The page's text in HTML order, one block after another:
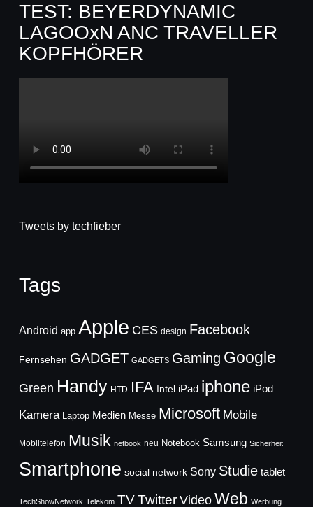
TEST: BEYERDYNAMIC
LAGOOxN ANC TRAVELLER
KOPFHÖRER
Tweets by techfieber
Tags
Android app Apple CES design Facebook
Fernsehen GADGET GADGETS Gaming Google
Green Handy HTD IFA Intel iPad iphone iPod
Kamera Laptop Medien Messe Microsoft Mobile
Mobiltelefon Musik netbook neu Notebook Samsung Sicherheit
Smartphone social network Sony Studie tablet
TechShowNetwork Telekom TVTwitter Video Web Werbung